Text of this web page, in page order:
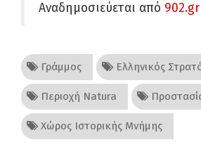
Αναδημοσιεύεται από 902.gr
Γράμμος Ελληνικός
Περιοχή Natura
Χώρος Ιστορικής Μνήμης